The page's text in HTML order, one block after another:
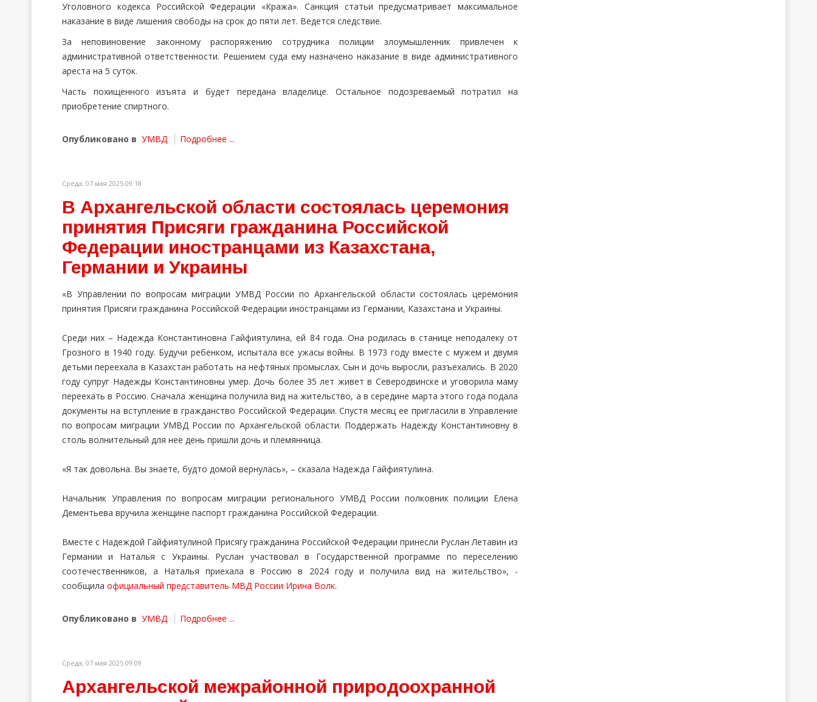
Уголовного кодекса Российской Федерации «Кража». Санкция статьи предусматривает максимальное
наказание в виде лишения свободы на срок до пяти лет. Ведется следствие.
За неповиновение законному распоряжению сотрудника полиции злоумышленник привлечен к
административной ответственности. Решением суда ему назначено наказание в виде административного
ареста на 5 суток.
Часть похищенного изъята и будет передана владелице. Остальное подозреваемый потратил на
приобретение спиртного.
Опубликовано в УМВД Подробнее ...
Среда, 07 мая 2025 09:18
В Архангельской области состоялась церемония
принятия Присяги гражданина Российской
Федерации иностранцами из Казахстана,
Германии и Украины
«В Управлении по вопросам миграции УМВД России по Архангельской области состоялась церемония
принятия Присяги гражданина Российской Федерации иностранцами из Германии, Казахстана и Украины.
Среди них – Надежда Константиновна Гайфиятулина, ей 84 года. Она родилась в станице неподалеку от
Грозного в 1940 году. Будучи ребенком, испытала все ужасы войны. В 1973 году вместе с мужем и двумя
детьми переехала в Казахстан работать на нефтяных промыслах. Сын и дочь выросли, разъехались. В 2020
году супруг Надежды Константиновны умер. Дочь более 35 лет живет в Северодвинске и уговорила маму
переехать в Россию. Сначала женщина получила вид на жительство, а в середине марта этого года подала
документы на вступление в гражданство Российской Федерации. Спустя месяц ее пригласили в Управление
по вопросам миграции УМВД России по Архангельской области. Поддержать Надежду Константиновну в
столь волнительный для нее день пришли дочь и племянница.
«Я так довольна. Вы знаете, будто домой вернулась», – сказала Надежда Гайфиятулина.
Начальник Управления по вопросам миграции регионального УМВД России полковник полиции Елена
Дементьева вручила женщине паспорт гражданина Российской Федерации.
Вместе с Надеждой Гайфиятулиной Присягу гражданина Российской Федерации принесли Руслан Летавин из
Германии и Наталья с Украины. Руслан участвовал в Государственной программе по переселению
соотечественников, а Наталья приехала в Россию в 2024 году и получила вид на жительство», -
сообщила официальный представитель МВД России Ирина Волк.
Опубликовано в УМВД Подробнее ...
Среда, 07 мая 2025 09:09
Архангельской межрайонной природоохранной